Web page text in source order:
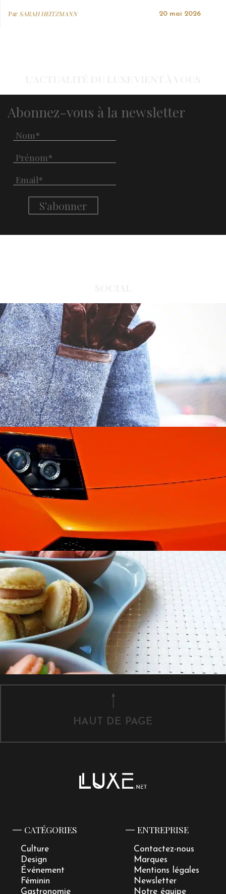
Par SARAH HEITZMANN 20 mai 2026
Abonnez-vous à la newsletter
HAUT DE PAGE
CATÉGORIES
Culture
Design
Événement
Féminin
Gastronomie
ENTREPRISE
Contactez-nous
Marques
Mentions légales
Newsletter
Notre équipe